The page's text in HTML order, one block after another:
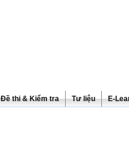
Đề thi & Kiểm tra Tư liệu E-